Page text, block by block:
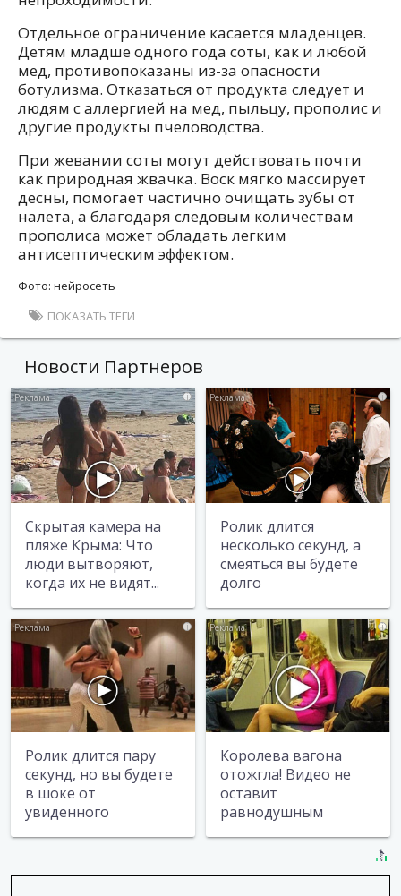
Отдельное ограничение касается младенцев.
Детям младше одного года соты, как и любой
мед, противопоказаны из-за опасности
ботулизма. Отказаться от продукта следует и
людям с аллергией на мед, пыльцу, прополис и
другие продукты пчеловодства.
При жевании соты могут действовать почти
как природная жвачка. Воск мягко массирует
десны, помогает частично очищать зубы от
налета, а благодаря следовым количествам
прополиса может обладать легким
антисептическим эффектом.
Фото: нейросеть
ПОКАЗАТЬ ТЕГИ
Новости Партнеров
i
Скрытая камера на
пляже Крыма: Что
люди вытворяют,
когда их не видят...
i
Ролик длится
несколько секунд, а
смеяться вы будете
долго
i
Ролик длится пару
секунд, но вы будете
в шоке от
увиденного
i
Королева вагона
отожгла! Видео не
оставит
равнодушным